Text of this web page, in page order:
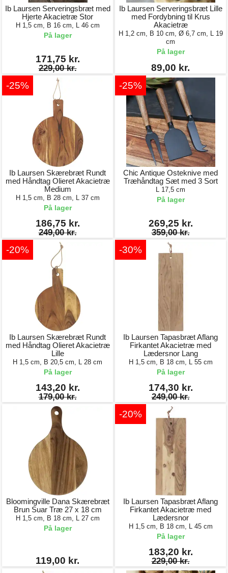
Ib Laursen Serveringsbræt med
Hjerte Akacietræ Stor
H 1,5 cm, B 16 cm, L 46 cm
På lager
171,75 kr.
229,00 kr.
Ib Laursen Serveringsbræt Lille
med Fordybning til Krus
Akacietræ
H 1,2 cm, B 10 cm, Ø 6,7 cm, L 19
cm
På lager
89,00 kr.
-25%
Ib Laursen Skærebræt Rundt
med Håndtag Olieret Akacietræ
Medium
H 1,5 cm, B 28 cm, L 37 cm
På lager
186,75 kr.
249,00 kr.
-25%
Chic Antique Osteknive med
Træhåndtag Sæt med 3 Sort
L 17,5 cm
På lager
269,25 kr.
359,00 kr.
-20%
Ib Laursen Skærebræt Rundt
med Håndtag Olieret Akacietræ
Lille
H 1,5 cm, B 20,5 cm, L 28 cm
På lager
143,20 kr.
179,00 kr.
-30%
Ib Laursen Tapasbræt Aflang
Firkantet Akacietræ med
Lædersnor Lang
H 1,5 cm, B 18 cm, L 55 cm
På lager
174,30 kr.
249,00 kr.
Bloomingville Dana Skærebræt
Brun Suar Træ 27 x 18 cm
H 1,5 cm, B 18 cm, L 27 cm
På lager
119,00 kr.
-20%
Ib Laursen Tapasbræt Aflang
Firkantet Akacietræ med
Lædersnor
H 1,5 cm, B 18 cm, L 45 cm
På lager
183,20 kr.
229,00 kr.